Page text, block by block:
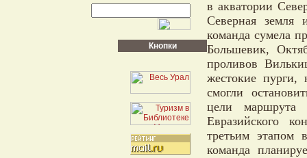
Кнопки
в акватории
Северная земля
команда сумела
Большевик,
проливов
жестокие
смогли
цели
Евразийского
третьим этапом
команда